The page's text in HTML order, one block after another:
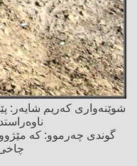
چاخی